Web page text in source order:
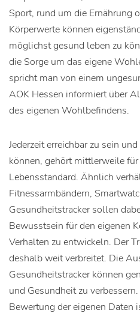
Sport, rund um die Ernährung
Körperwerte können
möglichst gesund leben zu
die Sorge um das eigene
spricht man von einem
AOK Hessen informiert über
des eigenen Wohlbefindens.
Jederzeit erreichbar zu sein
können, gehört mittlerweile
Lebensstandard. Ähnlich
Fitnessarmbändern,
Gesundheitstracker sollen
Bewusstsein für den eigenen
Verhalten zu entwickeln. Der
deshalb weit verbreitet. Die
Gesundheitstracker können
und Gesundheit zu
Bewertung der eigenen Daten